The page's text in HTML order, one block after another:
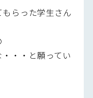
らった学生さん
・・と願ってい